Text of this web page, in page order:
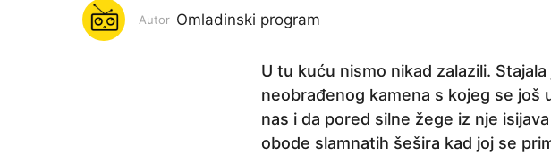
i
n
Autor Omladinski program
U tu kuću nismo nikad zalazili.
neobrađenog kamena s kojeg se još
nas i da pored silne žege iz nje
obode slamnatih šešira kad joj se